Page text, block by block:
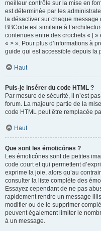
meilleur contrôle sur la mise en
est déterminée par les
la désactiver sur chaque
BBCode est similaire à
contenues entre des crochets « [
« > ». Pour plus d’informations à
guide qui est accessible depuis la
Haut
Puis-je insérer du code HTML ?
Par mesure de sécurité, il n’est
forum. La majeure partie de la
code HTML peut être remplacée
Haut
Que sont les émoticônes ?
Les émoticônes sont de petites
code court et qui permettent
exprime la joie, alors qu’au
consulter la liste complète des
Essayez cependant de ne pas
rapidement rendre un message
modifier ou de le supprimer
peuvent également limiter le
à un message.